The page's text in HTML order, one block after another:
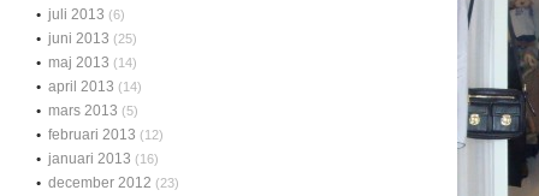
juli 2013 (6)
juni 2013 (25)
maj 2013 (14)
april 2013 (14)
mars 2013 (5)
februari 2013 (12)
januari 2013 (16)
december 2012 (23)